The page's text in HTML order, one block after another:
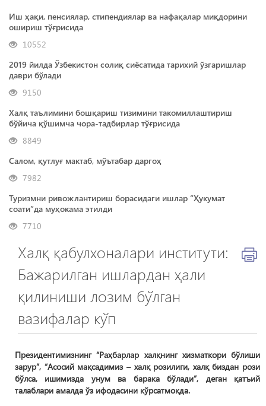
Иш ҳақи, пенсиялар, стипендиялар ва нафақалар миқдорини
ошириш тўғрисида
10552
2019 йилда Ўзбекистон солиқ сиёсатида тарихий ўзгаришлар
даври бўлади
9150
Халқ таълимини бошқариш тизимини такомиллаштириш
бўйича қўшимча чора-тадбирлар тўғрисида
8849
Салом, қутлуғ мактаб, мўътабар даргоҳ
7982
Туризмни ривожлантириш борасидаги ишлар “Ҳукумат
соати”да муҳокама этилди
7710
Халқ қабулхоналари институти:
Бажарилган ишлардан ҳали
қилиниши лозим бўлган
вазифалар кўп
Президентимизнинг “Раҳбарлар халқнинг хизматкори бўлиши
зарур”, “Асосий мақсадимиз – халқ розилиги, халқ биздан рози
бўлса, ишимизда унум ва барака бўлади”, деган қатъий
талаблари амалда ўз ифодасини кўрсатмоқда.